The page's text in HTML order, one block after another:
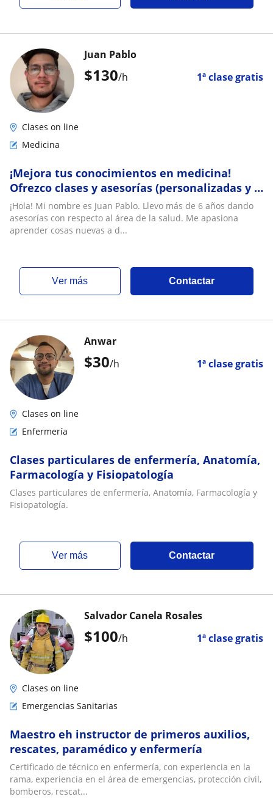
$130/h 1ª clase gratis
Juan Pablo
Clases on line
Medicina
¡Mejora tus conocimientos en medicina!
Ofrezco clases y asesorías (personalizadas y a
tu ritmo) en las áreas de ciencias básicas y
¡Hola! Mi nombre es Juan Pablo. Llevo más de 6 años dando
asesorías con respecto al área de la salud. Me apasiona
aprender cosas nuevas a d...
ver más Contactar
$30/h 1ª clase gratis
Anwar
Clases on line
Enfermería
Clases particulares de enfermería, Anatomía,
Farmacología y Fisiopatología
Clases particulares de enfermería, Anatomía, Farmacología y
Fisiopatología.
ver más Contactar
$100/h 1ª clase gratis
Salvador Canela Rosales
Clases on line
Emergencias Sanitarias
Maestro eh instructor de primeros auxilios,
rescates, paramédico y enfermería
Certificado de técnico en enfermería, con experiencia en la
rama, experiencia en el área de emergencias, protección civil,
bomberos, rescat...